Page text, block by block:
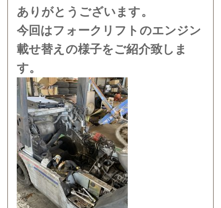
ありがとうございます。
今回はフォークリフトのエンジン
載せ替えの様子をご紹介致しま
す。